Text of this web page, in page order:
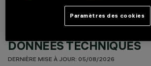
DONNÉES TECHNIQUES
DERNIÈRE MISE À JOUR: 05/08/2026
Paramètres des cookies